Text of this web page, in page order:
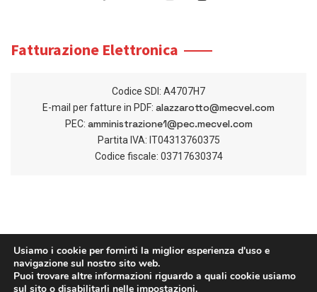
Fatturazione Elettronica
Codice SDI: A4707H7
E-mail per fatture in PDF: alazzarotto@mecvel.com
PEC: amministrazione1@pec.mecvel.com
Partita IVA: IT04313760375
Codice fiscale: 03717630374
Usiamo i cookie per fornirti la miglior esperienza d'uso e
navigazione sul nostro sito web.
Puoi trovare altre informazioni riguardo a quali cookie usiamo
sul sito o disabilitarli nelle impostazioni.